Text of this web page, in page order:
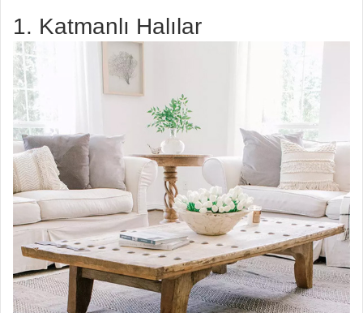
1. Katmanlı Halılar